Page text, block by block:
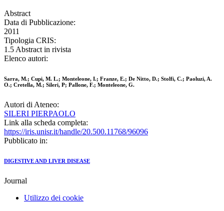
Abstract
Data di Pubblicazione:
2011
Tipologia CRIS:
1.5 Abstract in rivista
Elenco autori:
Sarra, M.; Cupi, M. L.; Monteleone, I.; Franze, E.; De Nitto, D.; Stolfi, C.; Paoluzi, A.
O.; Cretella, M.; Sileri, P; Pallone, F.; Monteleone, G.
Autori di Ateneo:
SILERI PIERPAOLO
Link alla scheda completa:
https://iris.unisr.it/handle/20.500.11768/96096
Pubblicato in:
DIGESTIVE AND LIVER DISEASE
Journal
Utilizzo dei cookie